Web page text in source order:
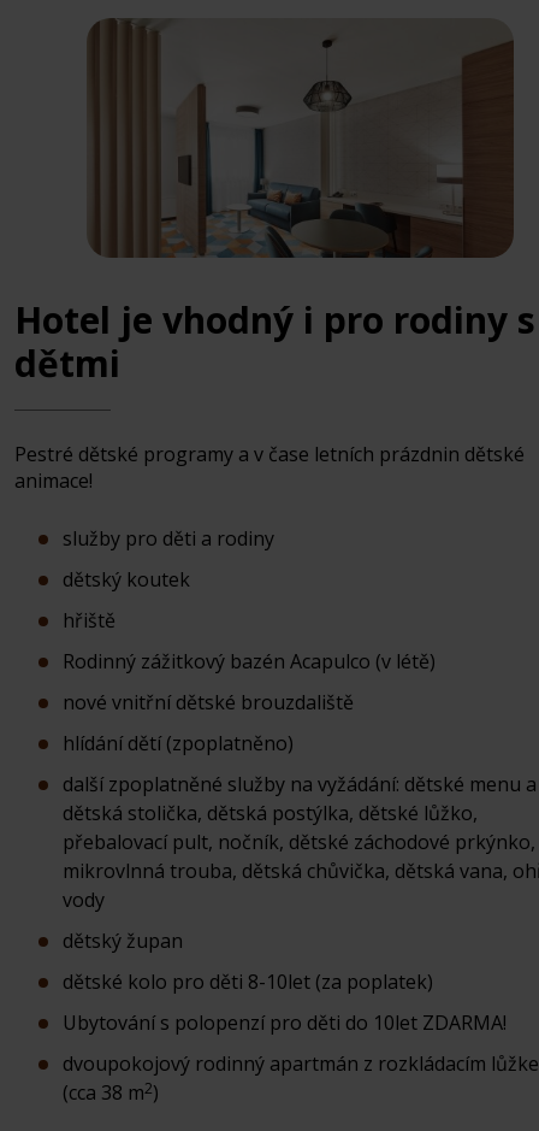
Hotel je vhodný i pro rodiny s
dětmi
Pestré dětské programy a v čase letních prázdnin dětské
animace!
služby pro děti a rodiny
dětský koutek
hřiště
Rodinný zážitkový bazén Acapulco (v létě)
nové vnitřní dětské brouzdaliště
hlídání dětí (zpoplatněno)
další zpoplatněné služby na vyžádání: dětské menu a
dětská stolička, dětská postýlka, dětské lůžko,
přebalovací pult, nočník, dětské záchodové prkýnko,
mikrovlnná trouba, dětská chůvička, dětská vana,
vody
dětský župan
dětské kolo pro děti 8-10let (za poplatek)
Ubytování s polopenzí pro děti do 10let ZDARMA!
dvoupokojový rodinný apartmán z rozkládacím
(cca 38 m2)